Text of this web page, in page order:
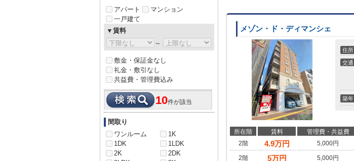
メゾン・ド・ディマンシェ
住所
交通
築年
所在階 賃料 管理費・共益費
2階
4.9万円 5,000円
2階
5万円 5,000円
アパート
マンション
一戸建て
▼賃料
～
敷金・保証金なし
礼金・敷引なし
共益費・管理費込み
10件が該当
間取り
ワンルーム
1K
1DK
1LDK
2K
2DK